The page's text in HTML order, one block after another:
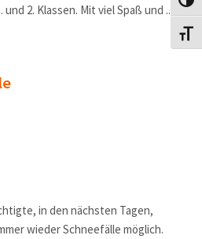
2. Klassen. Mit viel Spaß und ...
in den nächsten Tagen,
wieder Schneefälle möglich.